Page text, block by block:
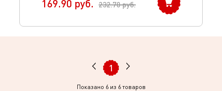
169.90 руб. 232.70руб.
1
Показано 6из 6 товаров